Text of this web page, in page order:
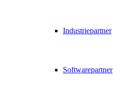
Industriepartner
Softwarepartner